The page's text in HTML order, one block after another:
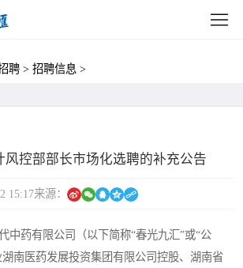
聘 > 招聘信息 >
风控部部长市场化选聘的补充公告
15:17来源：
中药有限公司（以下简称“春光九汇”或“公
南医药发展投资集团有限公司控股、湖南省